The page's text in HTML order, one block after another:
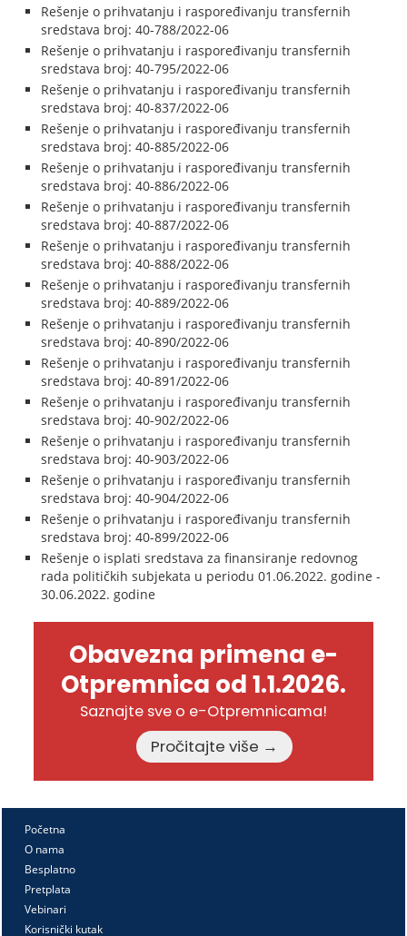
Rešenje o prihvatanju i raspoređivanju transfernih
sredstava broj: 40-788/2022-06
Rešenje o prihvatanju i raspoređivanju transfernih
sredstava broj: 40-795/2022-06
Rešenje o prihvatanju i raspoređivanju transfernih
sredstava broj: 40-837/2022-06
Rešenje o prihvatanju i raspoređivanju transfernih
sredstava broj: 40-885/2022-06
Rešenje o prihvatanju i raspoređivanju transfernih
sredstava broj: 40-886/2022-06
Rešenje o prihvatanju i raspoređivanju transfernih
sredstava broj: 40-887/2022-06
Rešenje o prihvatanju i raspoređivanju transfernih
sredstava broj: 40-888/2022-06
Rešenje o prihvatanju i raspoređivanju transfernih
sredstava broj: 40-889/2022-06
Rešenje o prihvatanju i raspoređivanju transfernih
sredstava broj: 40-890/2022-06
Rešenje o prihvatanju i raspoređivanju transfernih
sredstava broj: 40-891/2022-06
Rešenje o prihvatanju i raspoređivanju transfernih
sredstava broj: 40-902/2022-06
Rešenje o prihvatanju i raspoređivanju transfernih
sredstava broj: 40-903/2022-06
Rešenje o prihvatanju i raspoređivanju transfernih
sredstava broj: 40-904/2022-06
Rešenje o prihvatanju i raspoređivanju transfernih
sredstava broj: 40-899/2022-06
Rešenje o isplati sredstava za finansiranje redovnog
rada političkih subjekata u periodu 01.06.2022. godine -
30.06.2022. godine
Obavezna primena e-
Otpremnica od 1.1.2026.
Saznajte sve o e-Otpremnicama!
Pročitajte više →
Početna
O nama
Besplatno
Pretplata
Vebinari
Korisnički kutak